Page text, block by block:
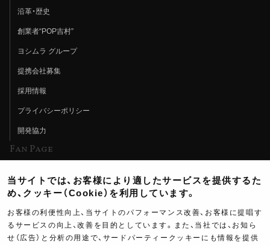
沿革・歴史
創業者“POP吉村”
ヨシムラ グループ
提携会社募集
採用情報
プライバシーポリシー
開発協力
Fan Page
ヨシムラTV
イベント情報
イベントスケジュール
当サイトでは、お客様により適したサービスを提供するた
め、クッキー（Cookie）を利用しています。
お客様の利便性向上、当サイトのパフォーマンス改善、お客様に提唱す
るサービスの向上、改善を目的としています。また、当社では、お知ら
せ（広告）と分析の用途で、サードパーティークッキーにも情報を提供